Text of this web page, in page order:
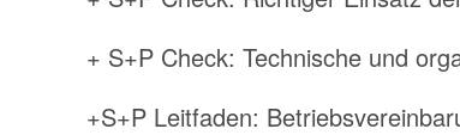
+ S+P Check: Technische und
+S+P Leitfaden: